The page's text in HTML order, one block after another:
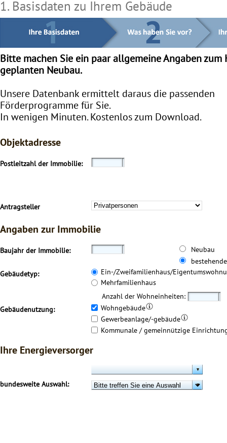
1. Basisdaten zu Ihrem Gebäude
Bitte machen Sie ein paar allgemeine Angaben zum
geplanten Neubau.
Unsere Datenbank ermittelt daraus die passenden
Förderprogramme für Sie.
In wenigen Minuten. Kostenlos zum Download.
Objektadresse
Postleitzahl der Immobilie:
Antragsteller
Angaben zur Immobilie
Baujahr der Immobilie:
Neubau
Gebäudetyp:
Ein-/Zweifamilienhaus/
Mehrfamilienhaus
Anzahl der Wohneinheiten:
Gebäudenutzung:
Wohngebäude
Gewerbeanlage/-gebäude
Kommunale / gemeinnützige
Ihre Energieversorger
bundesweite Auswahl: